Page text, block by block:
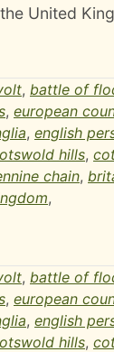
United
, battle of
, european
, english
hills,
chain,
,
, battle of
, european
, english
hills,